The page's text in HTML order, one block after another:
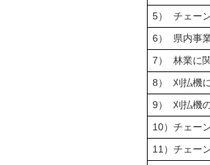
5） チェー
6） 県内事
7） 林業に
8） 刈払機
9） 刈払機
10）チェー
11）チェー